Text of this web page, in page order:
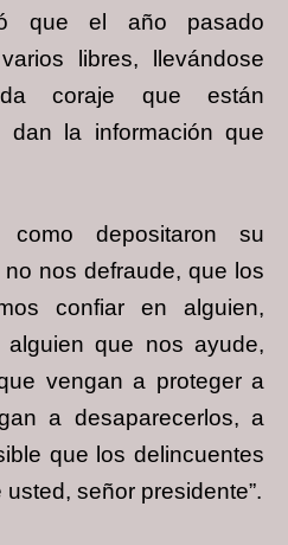
que el año pasado
libres, llevándose
coraje que están
dan la información que
depositaron su
nos defraude, que los
confiar en alguien,
alguien que nos ayude,
vengan a proteger a
a desaparecerlos, a
que los delincuentes
señor presidente”.